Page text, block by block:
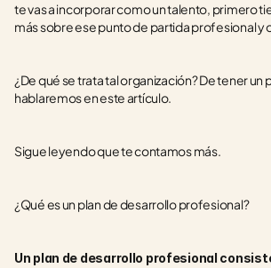
te vas a incorporar como un talento, primero
más sobre ese punto de partida profesional y
¿De qué se trata tal organización? De tener un
hablaremos en este artículo.
Sigue leyendo que te contamos más.
¿Qué es un plan de desarrollo profesional?
Un plan de desarrollo profesional